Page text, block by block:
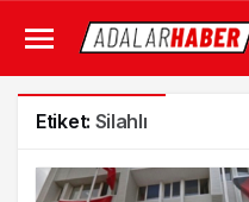
Etiket: Silahlı